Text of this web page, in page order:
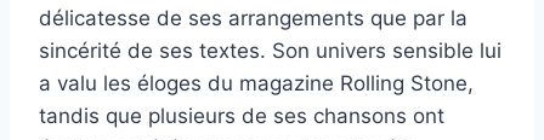
délicatesse de ses arrangements que par la
sincérité de ses textes. Son univers sensible lui
a valu les éloges du magazine Rolling Stone,
tandis que plusieurs de ses chansons ont